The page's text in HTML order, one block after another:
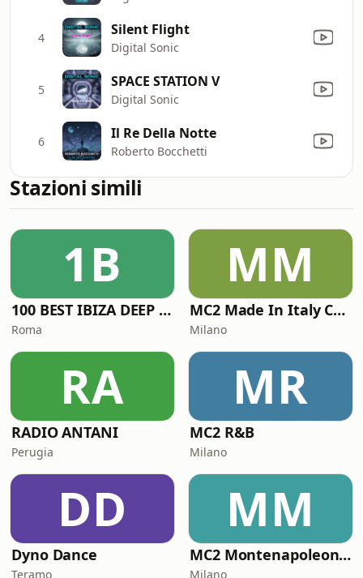
4 Silent Flight
Digital Sonic
5 SPACE STATION V
Digital Sonic
6 Il Re Della Notte
Roberto Bocchetti
Stazioni simili
1B
100 BEST IBIZA DEEP HOUSE
Roma
MM
MC2 Made In Italy Channel
Milano
RA
RADIO ANTANI
Perugia
MR
MC2 R&B
Milano
DD
Dyno Dance
Teramo
MM
MC2 Montenapoleone Channel
Milano